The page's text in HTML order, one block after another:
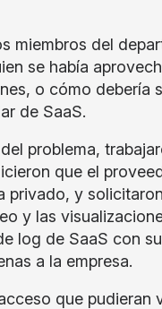
miembros del
se había
o cómo debería
de SaaS.
problema,
que el
y
y las
log de SaaS con
a la empresa.
que